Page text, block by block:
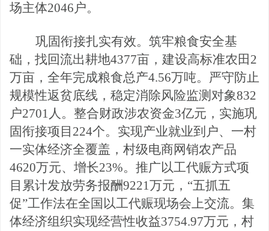
场主体2046户。
巩固衔接扎实有效。 筑牢粮食安全基
础，找回流出耕地4377亩，建设高标准农田2
万亩，全年完成粮食总产4.56万吨。严守防止
规模性返贫底线，稳定消除风险监测对象832
户2701人。整合财政涉农资金3亿元，实施巩
固衔接项目224个。实现产业就业到户、一村
一实体经济全覆盖，村级电商网销农产品
4620万元、增长23%。推广以工代赈方式项
目累计发放劳务报酬9221万元，“五抓五
促”工作法在全国以工代赈现场会上交流。集
体经济组织实现经营性收益3754.97万元，村